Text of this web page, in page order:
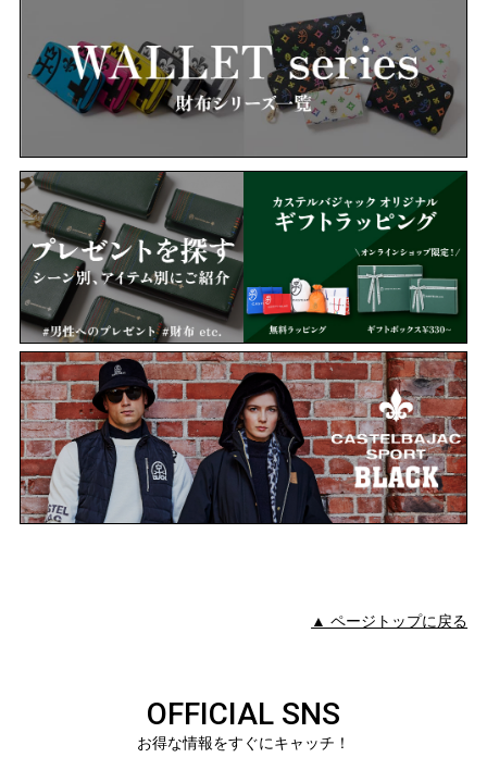
▲ ページトップに戻る
OFFICIAL SNS
お得な情報をすぐにキャッチ！